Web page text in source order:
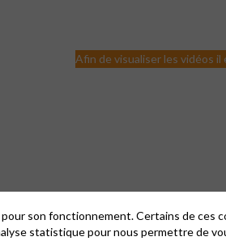
Afin de visualiser les vidéos
son fonctionnement. Certains de ces
statistique pour nous permettre de